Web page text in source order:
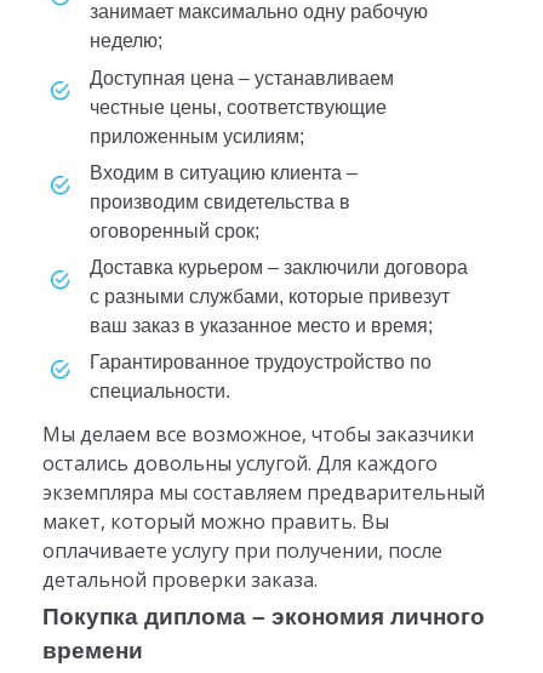
занимает максимально одну рабочую
неделю;
доступная цена – устанавливаем
честные цены, соответствующие
приложенным усилиям;
входим в ситуацию клиента –
производим свидетельства в
оговоренный срок;
доставка курьером – заключили договора
с разными службами, которые привезут
ваш заказ в указанное место и время;
гарантированное трудоустройство по
специальности.
Мы делаем все возможное, чтобы заказчики
остались довольны услугой. Для каждого
экземпляра мы составляем предварительный
макет, который можно править. Вы
оплачиваете услугу при получении, после
детальной проверки заказа.
Покупка диплома – экономия личного
времени